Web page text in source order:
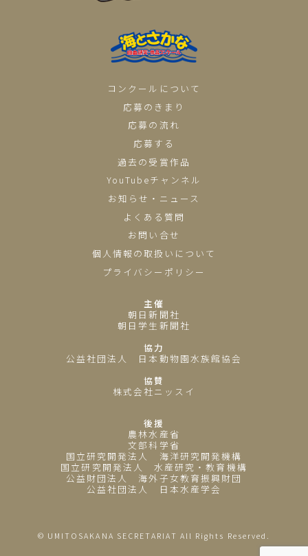
コンクールについて
応募のきまり
応募の流れ
応募する
過去の受賞作品
YouTubeチャンネル
お知らせ・ニュース
よくある質問
お問い合せ
個人情報の取扱いについて
プライバシーポリシー
主催
朝日新聞社
朝日学生新聞社
協力
公益社団法人 日本動物園水族館協会
協賛
株式会社ニッスイ
後援
農林水産省
文部科学省
国立研究開発法人 海洋研究開発機構
国立研究開発法人 水産研究・教育機構
公益財団法人 海外子女教育振興財団
公益社団法人 日本水産学会
© UMITOSAKANA SECRETARIAT All Rights Reserved.